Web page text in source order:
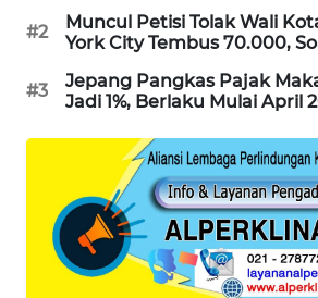
#2
Muncul Petisi Tolak Wali
York City Tembus 70.000,
#3
Jepang Pangkas Pajak
Jadi 1%, Berlaku Mulai April
PERSONA
WAHANA
OTOMOTIF
WAHANA
DESA
WISATA